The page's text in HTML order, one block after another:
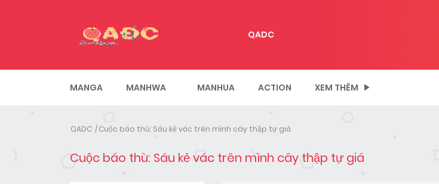
QADC
MANGA MANHWA MANHUA ACTION XEM THÊM
QADC Cuộc báo thù: Sáu kẻ vác trên mình cây thập tự giá
Cuộc báo thù: Sáu kẻ vác trên mình cây thập tự giá